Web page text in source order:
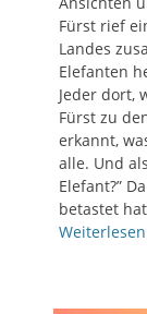
Fürst rief
Landes
Elefanten
Jeder dort,
Fürst zu
erkannt,
alle. Und
Elefant?”
betastet